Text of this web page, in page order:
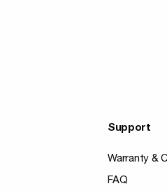
Support
Warranty &
FAQ